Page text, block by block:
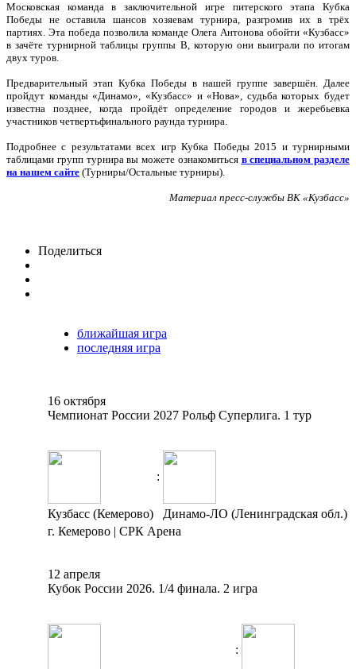
Московская команда в заключительной игре питерского этапа Кубка
Победы не оставила шансов хозяевам турнира, разгромив их в трёх
партиях. Эта победа позволила команде Олега Антонова обойти «Кузбасс»
в зачёте турнирной таблицы группы В, которую они выиграли по итогам
двух туров.
Предварительный этап Кубка Победы в нашей группе завершён. Далее
пройдут команды «Динамо», «Кузбасс» и «Нова», судьба которых будет
известна позднее, когда пройдёт определение городов и жеребьевка
участников четвертьфинального раунда турнира.
Подробнее с результатами всех игр Кубка Победы 2015 и турнирными
таблицами групп турнира вы можете ознакомиться в специальном разделе
на нашем сайте (Турниры/Остальные турниры).
Материал пресс-службы ВК «Кузбасс»
Поделиться
ближайшая игра
последняя игра
16 октября
Чемпионат России 2027 Рольф Суперлига. 1 тур
:
Кузбасс (Кемерово)
Динамо-ЛО (Ленинградская обл.)
г. Кемерово | СРК Арена
12 апреля
Кубок России 2026. 1/4 финала. 2 игра
: